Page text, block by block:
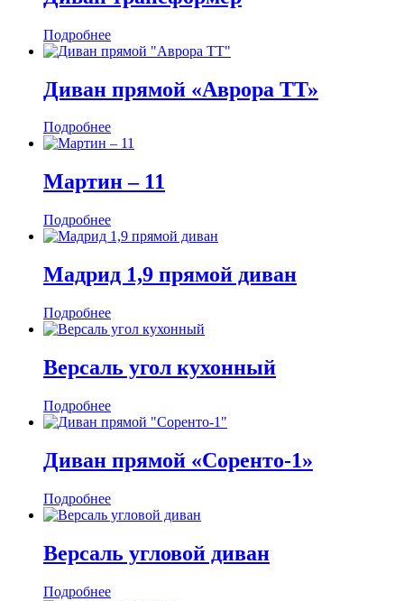
Подробнее
Диван прямой «Аврора ТТ»
Подробнее
Мартин ‒ 11
Подробнее
Мадрид 1,9 прямой диван
Подробнее
Версаль угол кухонный
Подробнее
Диван прямой «Соренто-1»
Подробнее
Версаль угловой диван
Подробнее